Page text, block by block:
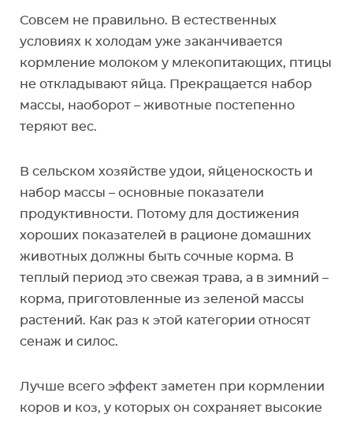
Совсем не правильно. В естественных
условиях к холодам уже заканчивается
кормление молоком у млекопитающих, птицы
не откладывают яйца. Прекращается набор
массы, наоборот – животные постепенно
теряют вес.
В сельском хозяйстве удои, яйценоскость и
набор массы – основные показатели
продуктивности. Потому для достижения
хороших показателей в рационе домашних
животных должны быть сочные корма. В
теплый период это свежая трава, а в зимний –
корма, приготовленные из зеленой массы
растений. Как раз к этой категории относят
сенаж и силос.
Лучше всего эффект заметен при кормлении
коров и коз, у которых он сохраняет высокие